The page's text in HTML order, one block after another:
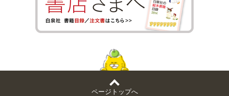
ページトップへ